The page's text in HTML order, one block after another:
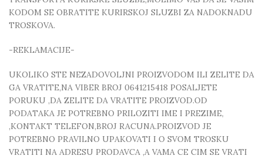
KODOM SE OBRATITE KURIRSKOJ SLUZBI ZA NADOKNADU
TROSKOVA.
-REKLAMACIJE-
UKOLIKO STE NEZADOVOLJNI PROIZVODOM ILI ZELITE DA
GA VRATITE,NA VIBER BROJ 0641215418 POSALJETE
PORUKU ,DA ZELITE DA VRATITE PROIZVOD.OD
PODATAKA JE POTREBNO PRILOZITI IME I PREZIME,
,KONTAKT TELEFON,BROJ RACUNA.PROIZVOD JE
POTREBNO PRAVILNO UPAKOVATI I O SVOM TROSKU
VRATITI NA ADRESU PRODAVCA ,A VAMA CE CIM SE VRATI